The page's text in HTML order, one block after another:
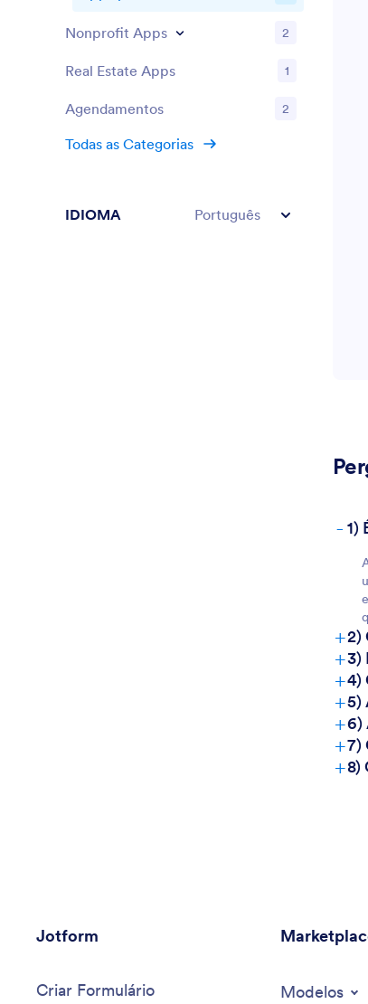
- 1)
+2)
+3)
+4)
+5)
+6)
+7)
+8)
Nonprofit Apps 2
Real Estate Apps 1
Agendamentos 2
Todas as Categorias
IDIOMA Português
Jotform
Criar Formulário
Modelos